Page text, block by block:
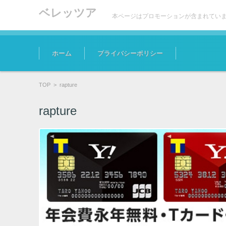
ベレッツア 本ページはプロモーションが含まれてい
コンテンツに移動
ホーム プライバシーポリシー
TOP > rapture
rapture